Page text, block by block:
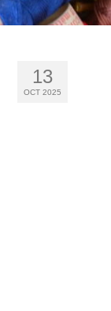
13
OCT 2025